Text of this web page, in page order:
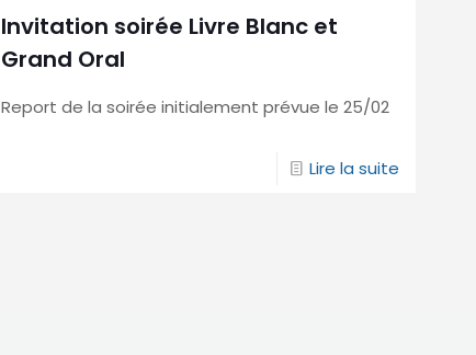
Invitation soirée Livre Blanc et
Grand Oral
Report de la soirée initialement prévue le 25/02
Lire la suite